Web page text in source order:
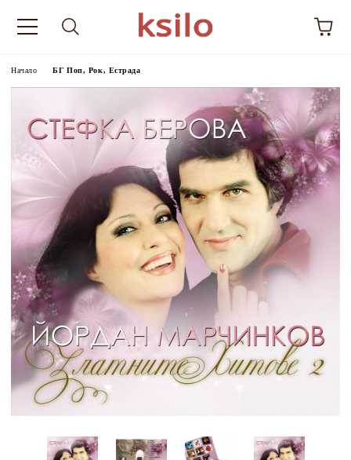
Начало БГ Поп, Рок, Естрада